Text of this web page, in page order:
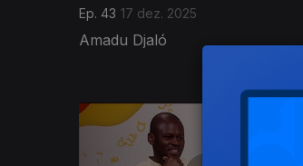
Ep. 43 17 dez. 2025
Amadu Djaló
885736